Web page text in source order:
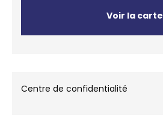
Voir la carte
Centre de confidentialité